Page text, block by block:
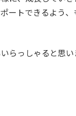
ートできるよう
らっしゃると思